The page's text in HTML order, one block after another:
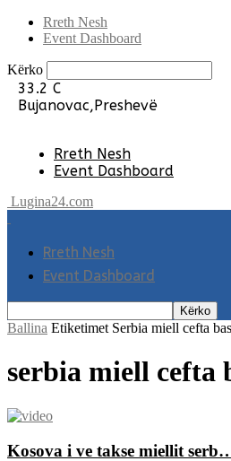
Rreth Nesh
Event Dashboard
Kërko
33.2 C
Bujanovac,Preshevë
Rreth Nesh
Event Dashboard
Lugina24.com
Rreth Nesh
Event Dashboard
Ballina Etiketimet Serbia miell cefta
serbia miell cefta
Kosova i ve takse miellit